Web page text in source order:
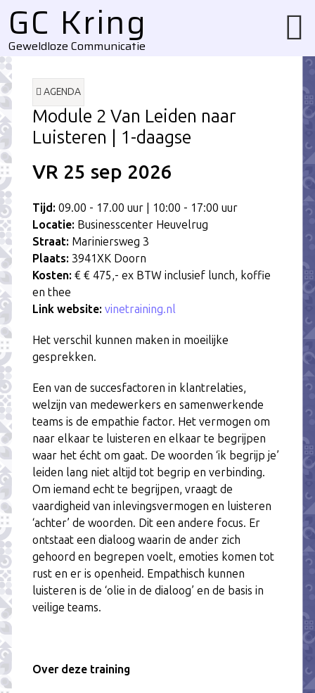
GC Kring
Geweldloze Communicatie
AGENDA
Module 2 Van Leiden naar
Luisteren | 1-daagse
VR 25 sep 2026
Tijd: 09.00 - 17.00 uur | 10:00 - 17:00 uur
Locatie: Businesscenter Heuvelrug
Straat: Mariniersweg 3
Plaats: 3941XK Doorn
Kosten: € € 475,- ex BTW inclusief lunch, koffie
en thee
Link website: vinetraining.nl
Het verschil kunnen maken in moeilijke
gesprekken.
Een van de succesfactoren in klantrelaties,
welzijn van medewerkers en samenwerkende
teams is de empathie factor. Het vermogen om
naar elkaar te luisteren en elkaar te begrijpen
waar het écht om gaat. De woorden ‘ik begrijp je’
leiden lang niet altijd tot begrip en verbinding.
Om iemand echt te begrijpen, vraagt de
vaardigheid van inlevingsvermogen en luisteren
‘achter’ de woorden. Dit een andere focus. Er
ontstaat een dialoog waarin de ander zich
gehoord en begrepen voelt, emoties komen tot
rust en er is openheid. Empathisch kunnen
luisteren is de ‘olie in de dialoog’ en de basis in
veilige teams.
Over deze training